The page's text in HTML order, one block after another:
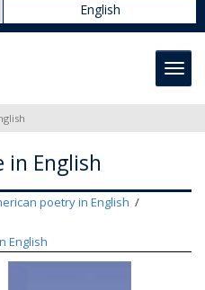
English
English
poetry in English
English